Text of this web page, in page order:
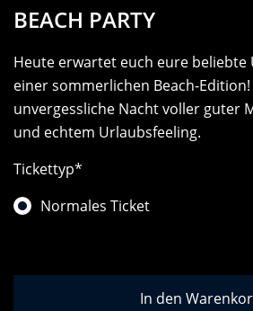
BEACH PARTY
Heute erwartet euch eure beliebte
einer sommerlichen Beach-
unvergessliche Nacht voller guter
und echtem Urlaubsfeeling.
Tickettyp*
Normales Ticket